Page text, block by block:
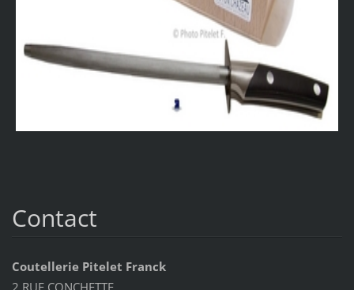
Contact
Coutellerie Pitelet Franck
2 RUE CONCHETTE